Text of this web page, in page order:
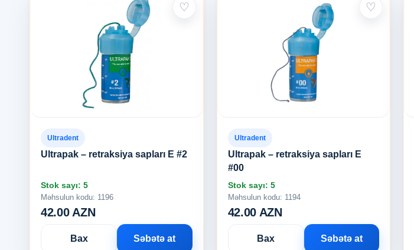
♡
Ultradent
Ultrapak – retraksiya sapları E #2
Stok sayı: 5
Məhsulun kodu: 1196
42.00 AZN
Bax Səbətə at
♡
Ultradent
Ultrapak – retraksiya sapları E
#00
Stok sayı: 5
Məhsulun kodu: 1194
42.00 AZN
Bax Səbətə at